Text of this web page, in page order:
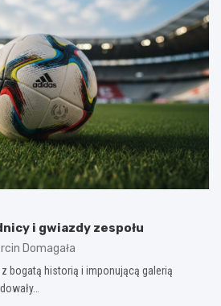
i gwiazdy zespołu
Domagała
bogatą historią i imponującą galerią